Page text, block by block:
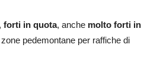
forti in quota, anche molto forti in
pedemontane per raffiche di